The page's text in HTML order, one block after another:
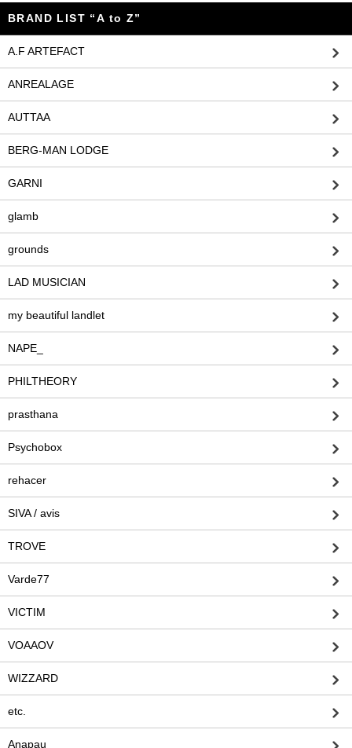
BRAND LIST “A to Z”
A.F ARTEFACT
ANREALAGE
AUTTAA
BERG-MAN LODGE
GARNI
glamb
grounds
LAD MUSICIAN
my beautiful landlet
NAPE_
PHILTHEORY
prasthana
Psychobox
rehacer
SIVA / avis
TROVE
Varde77
VICTIM
VOAAOV
WIZZARD
etc.
Anapau